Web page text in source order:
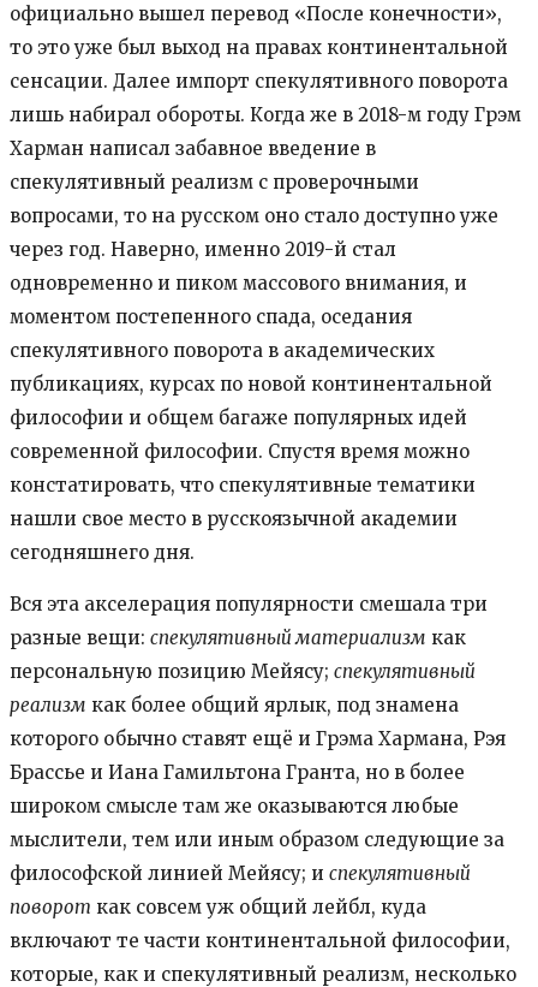
официально вышел перевод «После конечности»,
то это уже был выход на правах континентальной
сенсации. Далее импорт спекулятивного поворота
лишь набирал обороты. Когда же в 2018-м году Грэм
Харман написал забавное введение в
спекулятивный реализм с проверочными
вопросами, то на русском оно стало доступно уже
через год. Наверно, именно 2019-й стал
одновременно и пиком массового внимания, и
моментом постепенного спада, оседания
спекулятивного поворота в академических
публикациях, курсах по новой континентальной
философии и общем багаже популярных идей
современной философии. Спустя время можно
констатировать, что спекулятивные тематики
нашли свое место в русскоязычной академии
сегодняшнего дня.
Вся эта акселерация популярности смешала три
разные вещи: спекулятивный материализм как
персональную позицию Мейясу; спекулятивный
реализм как более общий ярлык, под знамена
которого обычно ставят ещё и Грэма Хармана, Рэя
Брассье и Иана Гамильтона Гранта, но в более
широком смысле там же оказываются любые
мыслители, тем или иным образом следующие за
философской линией Мейясу; и спекулятивный
поворот как совсем уж общий лейбл, куда
включают те части континентальной философии,
которые, как и спекулятивный реализм, несколько